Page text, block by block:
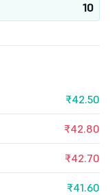
10
₹42.50
₹42.80
₹42.70
₹41.60